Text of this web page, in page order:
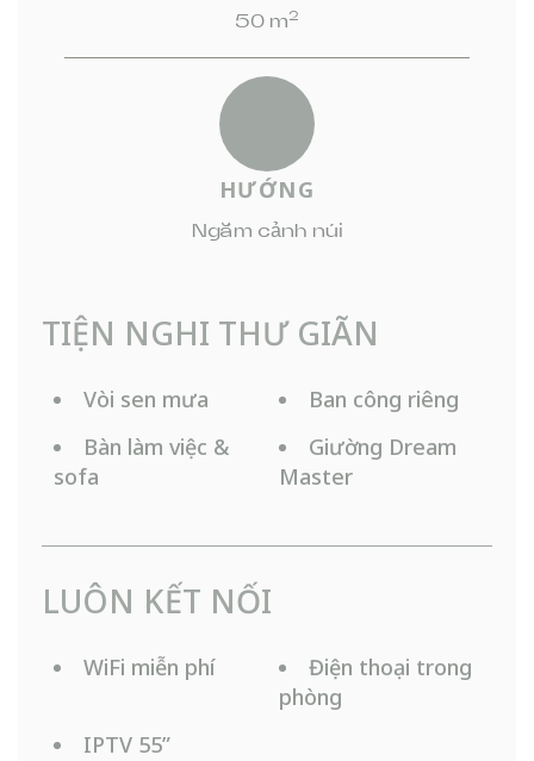
50 m2
HƯỚNG
Ngắm cảnh núi
TIỆN NGHI THƯ GIÃN
Vòi sen mưa
Ban công riêng
Bàn làm việc &
sofa
Giường Dream
Master
LUÔN KẾT NỐI
WiFi miễn phí
Điện thoại trong
phòng
IPTV 55”